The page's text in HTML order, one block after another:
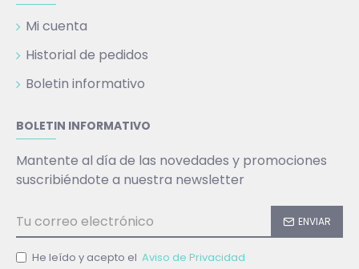
Mi cuenta
Historial de pedidos
Boletin informativo
BOLETIN INFORMATIVO
Mantente al día de las novedades y promociones
suscribiéndote a nuestra newsletter
ENVIAR
He leído y acepto el Aviso de Privacidad